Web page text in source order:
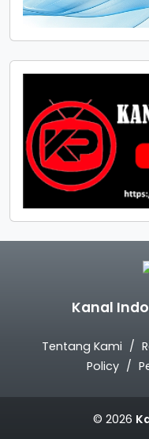
Kanal
Tentang Kami
Policy
© 2026